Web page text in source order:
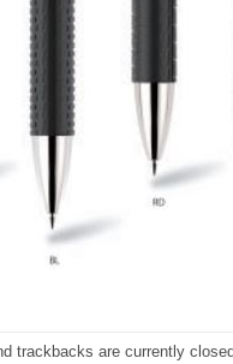
trackbacks are currently